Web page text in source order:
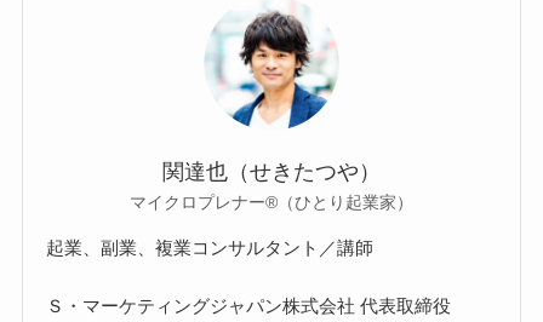
関達也（せきたつや）
マイクロプレナー®（ひとり起業家）
起業、副業、複業コンサルタント／講師
Ｓ・マーケティングジャパン株式会社 代表取締役